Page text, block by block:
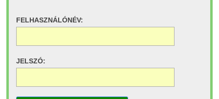
FELHASZNÁLÓNÉV:
JELSZÓ: